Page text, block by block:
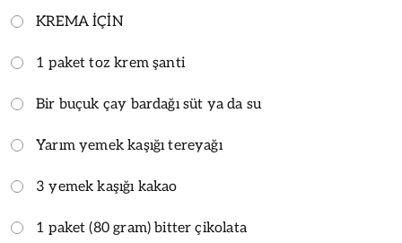
KREMA İÇİN
1 paket toz krem şanti
Bir buçuk çay bardağı süt ya da su
Yarım yemek kaşığı tereyağı
3 yemek kaşığı kakao
1 paket (80 gram) bitter çikolata